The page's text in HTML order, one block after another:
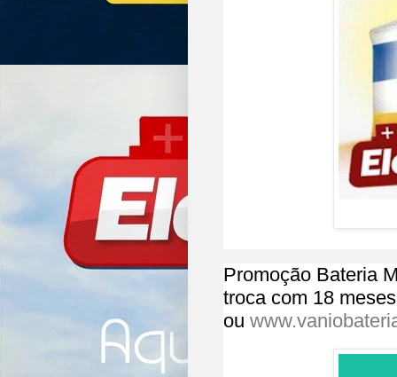
Promoção Bateria
troca com 18
ou